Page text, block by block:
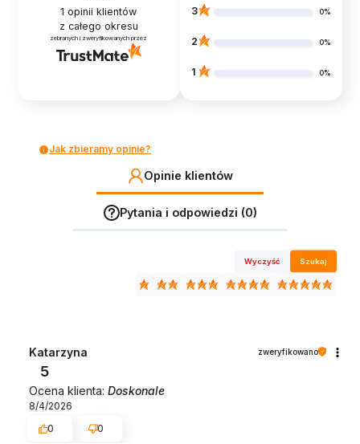
1 opinii klientów
z całego okresu
zebranych i zweryfikowanych przez
3 0%
2 0%
1 0%
Jak zbieramy opinie?
Opinie klientów
Pytania i odpowiedzi (0)
Wyczyść Szukaj
Katarzyna zweryfikowano
5
Ocena klienta: Doskonale
8/4/2026
0
0